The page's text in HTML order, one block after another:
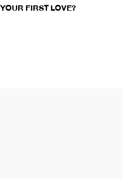
FIRST LOVE?